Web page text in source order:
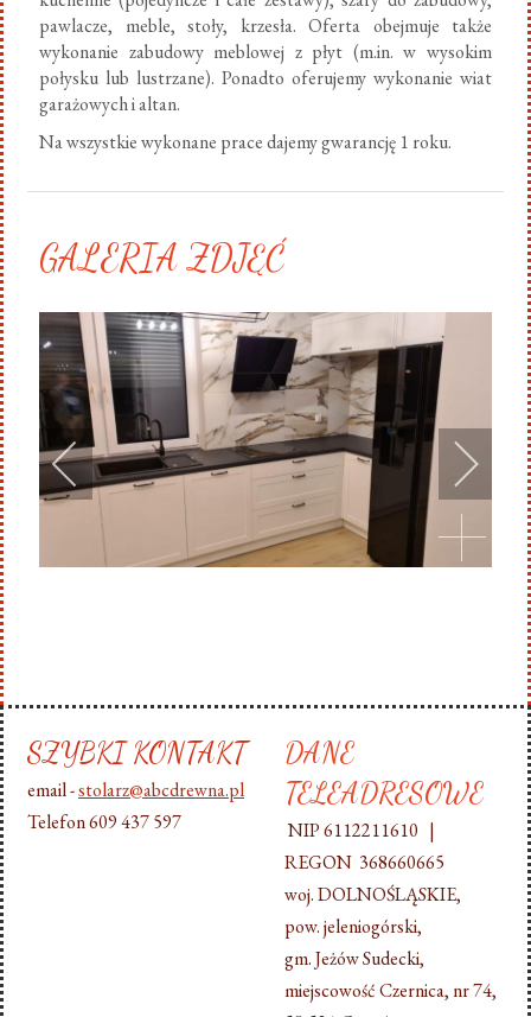
pawlacze, meble, stoły, krzesła. Oferta obejmuje także
wykonanie zabudowy meblowej z płyt (m.in. w wysokim
połysku lub lustrzane). Ponadto oferujemy wykonanie wiat
garażowych i altan.
Na wszystkie wykonane prace dajemy gwarancję 1 roku.
GALERIA ZDJĘĆ
SZYBKI KONTAKT
email -stolarz@abcdrewna.pl
Telefon 609 437 597
DANE
TELEADRESOWE
NIP 6112211610 |
REGON 368660665
woj. DOLNOŚLĄSKIE,
pow. jeleniogórski,
gm. Jeżów Sudecki,
miejscowość Czernica, nr 74,